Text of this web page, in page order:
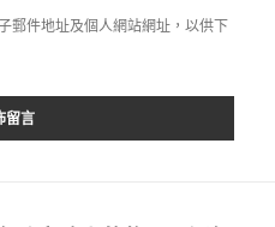
郵件地址及個人網站網址，以供下